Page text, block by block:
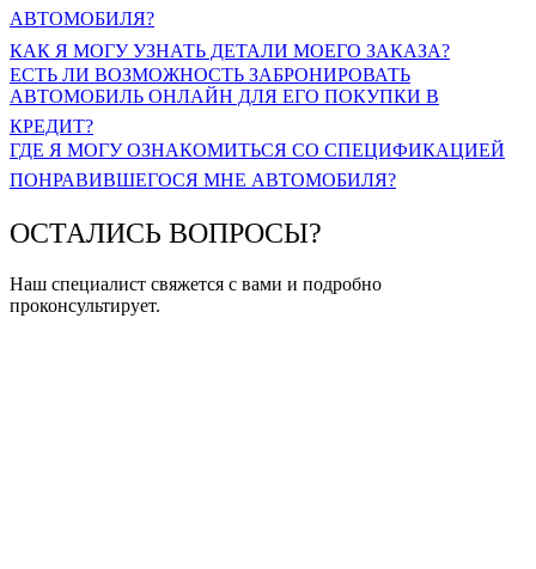
АВТОМОБИЛЯ?
КАК Я МОГУ УЗНАТЬ ДЕТАЛИ МОЕГО ЗАКАЗА?
ЕСТЬ ЛИ ВОЗМОЖНОСТЬ ЗАБРОНИРОВАТЬ
АВТОМОБИЛЬ ОНЛАЙН ДЛЯ ЕГО ПОКУПКИ В
КРЕДИТ?
ГДЕ Я МОГУ ОЗНАКОМИТЬСЯ СО СПЕЦИФИКАЦИЕЙ
ПОНРАВИВШЕГОСЯ МНЕ АВТОМОБИЛЯ?
ОСТАЛИСЬ ВОПРОСЫ?
Наш специалист свяжется с вами и подробно
проконсультирует.